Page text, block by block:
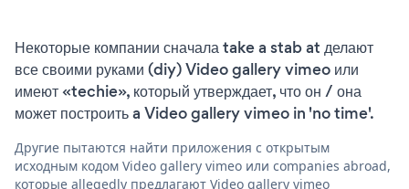
Некоторые компании сначала take a stab at делают
все своими руками (diy) Video gallery vimeo или
имеют «techie», который утверждает, что он / она
может построить a Video gallery vimeo in 'no time'.
Другие пытаются найти приложения с открытым
исходным кодом Video gallery vimeo или companies abroad,
которые allegedly предлагают Video gallery vimeo